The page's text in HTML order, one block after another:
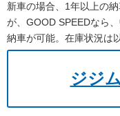
新車の場合、1年以上の
が、GOOD SPEEDなら
納車が可能。在庫状況は
ジジ